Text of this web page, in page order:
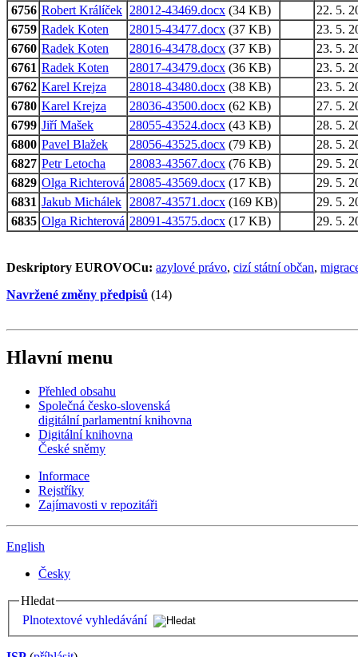
6756 Robert Králíček 28012-43469.docx (34 KB)
22. 5.
6759 Radek Koten 28015-43477.docx (37 KB)
23. 5.
6760 Radek Koten 28016-43478.docx (37 KB)
23. 5.
6761 Radek Koten 28017-43479.docx (36 KB)
23. 5.
6762 Karel Krejza 28018-43480.docx (38 KB)
23. 5.
6780 Karel Krejza 28036-43500.docx (62 KB)
27. 5.
6799 Jiří Mašek 28055-43524.docx (43 KB)
28. 5.
6800 Pavel Blažek 28056-43525.docx (79 KB)
28. 5.
6827 Petr Letocha 28083-43567.docx (76 KB)
29. 5.
6829 Olga Richterová 28085-43569.docx (17 KB)
29. 5.
6831 Jakub Michálek 28087-43571.docx (169 KB)
29. 5.
6835 Olga Richterová 28091-43575.docx (17 KB) 29. 5.
Deskriptory EUROVOCu: azylové právo, cizí státní občan,
Navržené změny předpisů (14)
Hlavní menu
Přehled obsahu
Společná česko-slovenská
digitální parlamentní knihovna
Digitální knihovna
České sněmy
Informace
Rejstříky
Zajímavosti v repozitáři
English
Česky
Hledat
Plnotextové vyhledávání